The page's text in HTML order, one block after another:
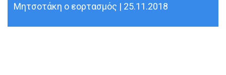
Μητσοτάκη ο εορτασμός | 25.11.2018